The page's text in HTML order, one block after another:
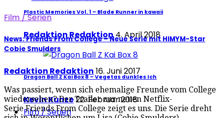
Plastic Memories Vol. 1 – Blade Runner in kawaii
Redaktion Redaktion4. April 2018
Dragon Ball Z Kai Box 8 – Vegetas dunkles Ich
Kevin Kunze22. Februar 2018
Film / Serien
Film / Serien
News: Friends From College – Neue Serie mit HIMYM-Star
Cobie Smulders
Redaktion Redaktion 16. Juni 2017
Was passiert, wenn sich ehemalige Freunde vom College
wiedersehen? Der Trailer zur neuen Netflix-
Serie Friends From College zeigt es uns. Die Serie dreht